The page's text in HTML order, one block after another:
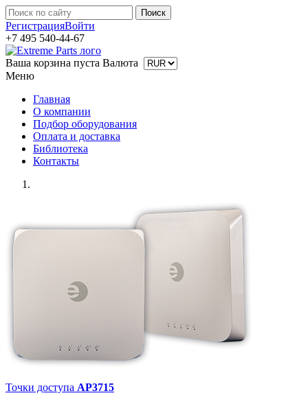
РегистрацияВойти
+7 495 540-44-67
Ваша корзина пуста Валюта
Меню
Главная
О компании
Подбор оборудования
Оплата и доставка
Библиотека
Контакты
Точки доступа AP3715